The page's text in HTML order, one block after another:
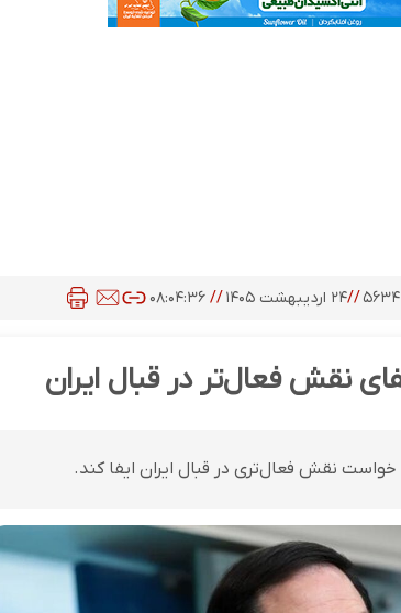
//۲۴ اردیبهشت ۱۴۰۵ // ۰۸:۰۴:۳۶
نقش فعال‌تر در قبال ایران
خواست نقش فعال‌تری در قبال ایران ایفا کند.